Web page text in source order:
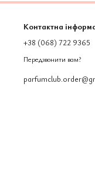
Контактна
+38 (068) 722 9365
Передзвонити вам?